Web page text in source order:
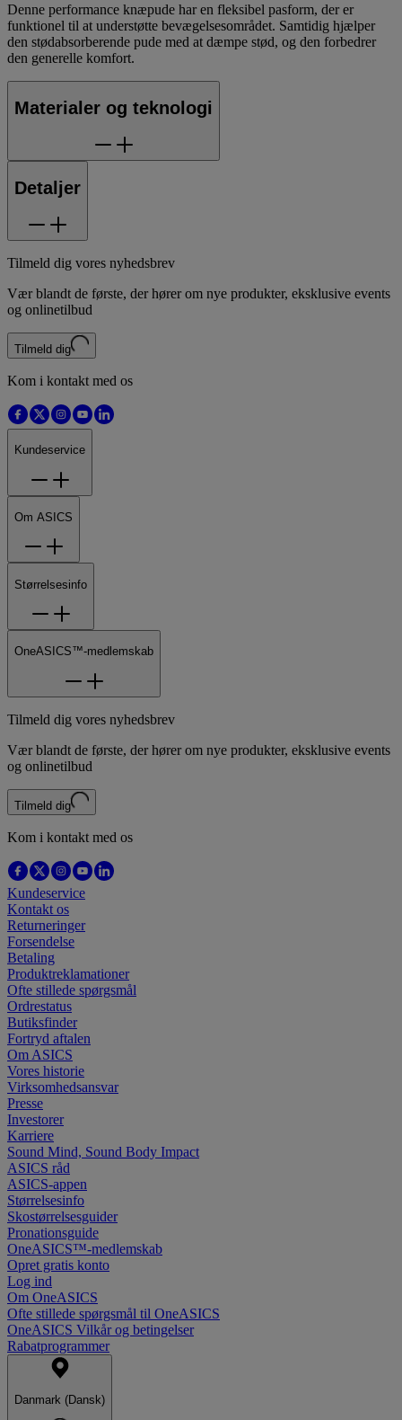
Denne performance knæpude har en fleksibel pasform, der er
funktionel til at understøtte bevægelsesområdet. Samtidig hjælper
den stødabsorberende pude med at dæmpe stød, og den forbedrer
den generelle komfort.
Materialer og teknologi
Detaljer
Tilmeld dig vores nyhedsbrev
Vær blandt de første, der hører om nye produkter, eksklusive events
og onlinetilbud
Tilmeld dig
Kom i kontakt med os
Kundeservice
Om ASICS
Størrelsesinfo
OneASICS™-medlemskab
Tilmeld dig vores nyhedsbrev
Vær blandt de første, der hører om nye produkter, eksklusive events
og onlinetilbud
Tilmeld dig
Kom i kontakt med os
Kundeservice
Kontakt os
Returneringer
Forsendelse
Betaling
Produktreklamationer
Ofte stillede spørgsmål
Ordrestatus
Butiksfinder
Fortryd aftalen
Om ASICS
Vores historie
Virksomhedsansvar
Presse
Investorer
Karriere
Sound Mind, Sound Body Impact
ASICS råd
ASICS-appen
Størrelsesinfo
Skostørrelsesguider
Pronationsguide
OneASICS™-medlemskab
Opret gratis konto
Log ind
Om OneASICS
Ofte stillede spørgsmål til OneASICS
OneASICS Vilkår og betingelser
Rabatprogrammer
Danmark (Dansk)